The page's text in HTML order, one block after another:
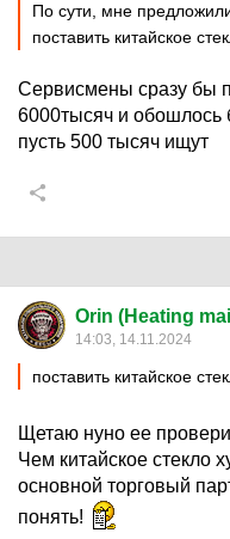
По сути, мне
поставить китайское
Сервисмены сразу бы
6000тысяч и обошлось
пусть 500 тысяч ищут
Orin (Heating
14:03, 14.11.2024
поставить китайское
Щетаю нуно ее
Чем китайское стекло
основной торговый
понять!